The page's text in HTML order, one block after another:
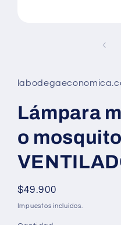
ventana
modal
Lámpara
o
Precio
habitual
$49.900
Impuestos incluidos.